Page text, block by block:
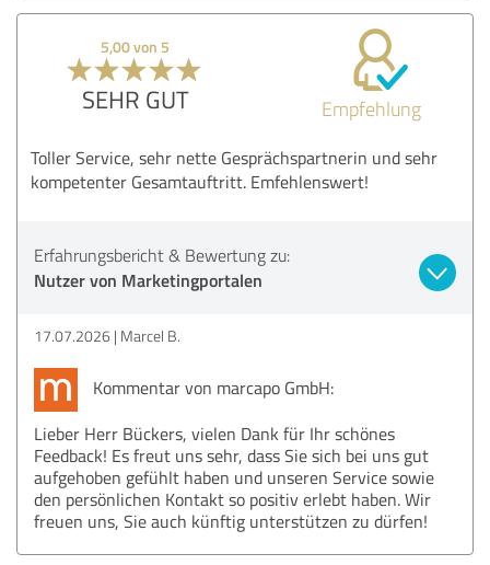
5,00 von 5
SEHR GUT Empfehlung
Toller Service, sehr nette Gesprächspartnerin und sehr
kompetenter Gesamtauftritt. Emfehlenswert!
Erfahrungsbericht & Bewertung zu:
Nutzer von Marketingportalen
17.07.2026 Marcel B.
Kommentar von marcapo GmbH:
Lieber Herr Bückers, vielen Dank für Ihr schönes
Feedback! Es freut uns sehr, dass Sie sich bei uns gut
aufgehoben gefühlt haben und unseren Service sowie
den persönlichen Kontakt so positiv erlebt haben. Wir
freuen uns, Sie auch künftig unterstützen zu dürfen!